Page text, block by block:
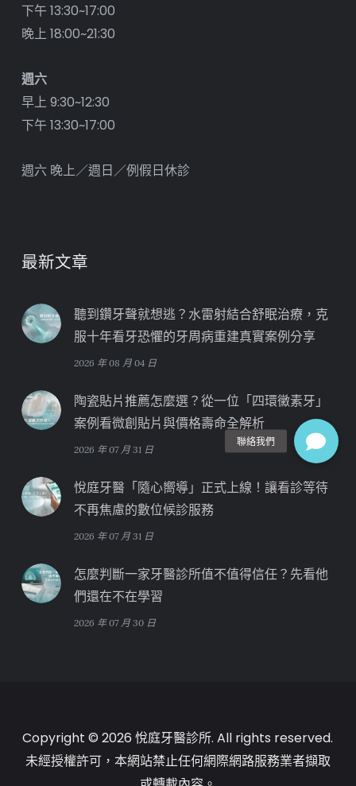
下午 13:30~17:00
晚上 18:00~21:30
週六
早上 9:30~12:30
下午 13:30~17:00
週六 晚上／週日／例假日休診
最新文章
聽到鑽牙聲就想逃？水雷射結合舒眠治療，克
服十年看牙恐懼的牙周病重建真實案例分享
2026 年 08 月 04 日
陶瓷貼片推薦怎麼選？從一位「四環黴素牙」
案例看微創貼片與價格壽命全解析
2026 年 07 月 31 日
悅庭牙醫「隨心嚮導」正式上線！讓看診等待
不再焦慮的數位候診服務
2026 年 07 月 31 日
怎麼判斷一家牙醫診所值不值得信任？先看他
們還在不在學習
2026 年 07 月 30 日
Copyright © 2026 悅庭牙醫診所. All rights reserved.
未經授權許可，本網站禁止任何網際網路服務業者擷取